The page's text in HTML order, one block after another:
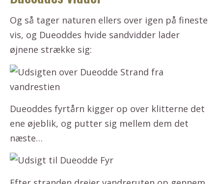
Og så tager naturen ellers over igen på fineste
vis, og Dueoddes hvide sandvidder lader
øjnene strække sig:
Dueoddes fyrtårn kigger op over klitterne det
ene øjeblik, og putter sig mellem dem det
næste…